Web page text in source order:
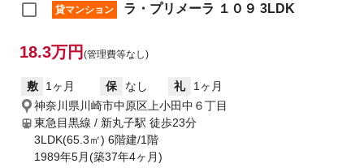
貸マンション ラ・プリメーラ １０９ 3LDK
18.3万円 (管理費等なし)
敷 1ヶ月 保 なし 礼
1ヶ月
神奈川県川崎市中原区上小田中６丁目
東急目黒線 / 新丸子駅 徒歩23分
3LDK(65.3㎡) 6階建/1階
1989年5月(築37年4ヶ月)